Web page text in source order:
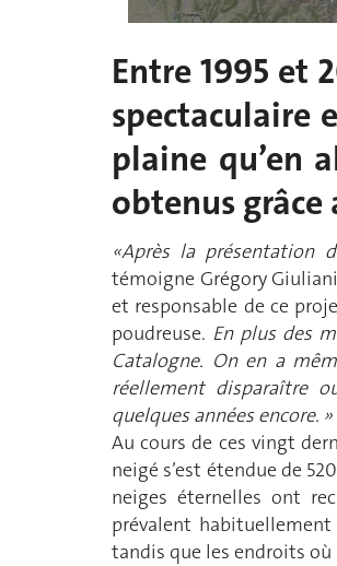
Entre 1995 et
spectaculaire
plaine qu’en
obtenus grâce
«Après la présentation
témoigne Grégory
et responsable de ce
poudreuse. En plus des
Catalogne. On en a
réellement disparaître
quelques années encore. »
Au cours de ces vingt
neigé s’est étendue de
neiges éternelles ont
prévalent
tandis que les endroits